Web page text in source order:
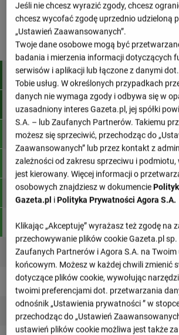
Championship
1 Coventry City
Ipswich Town
3 Millwall
4 Southampton
5 Middlesbrough
6 Hull City
7 Wrexham
8 Derby County
Norwich City
Jeśli nie chcesz wyrazić zgody, chcesz
chcesz wycofać zgodę uprzednio udzieloną
„Ustawień Zaawansowanych”.
Twoje dane osobowe mogą być
badania i mierzenia informacji dotyczących
serwisów i aplikacji lub łączone z danymi
Tobie usług. W określonych przypadkach
danych nie wymaga zgody i odbywa się w
uzasadniony interes Gazeta.pl, jej spółki
S.A. – lub Zaufanych Partnerów. Takiemu
możesz się sprzeciwić, przechodząc do
Zaawansowanych” lub przez kontakt z
zależności od zakresu sprzeciwu i
jest kierowany. Więcej informacji o
osobowych znajdziesz w dokumencie
Gazeta.pl iPolityka Prywatności Agora S.A.
Klikając „Akceptuję” wyrażasz też zgodę na
przechowywanie plików cookie Gazeta.pl sp.
Zaufanych Partnerów i Agora S.A. na Twoim
końcowym. Możesz w każdej chwili zmienić
dotyczące plików cookie, wywołując
twoimi preferencjami dot. przetwarzania
odnośnik „Ustawienia prywatności ” w
przechodząc do „Ustawień
ustawień plików cookie możliwa jest także